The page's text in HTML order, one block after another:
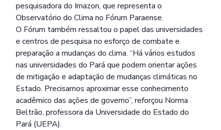
pesquisadora do Imazon, que representa o
Observatório do Clima no Fórum Paraense.
O Fórum também ressaltou o papel das universidades
e centros de pesquisa no esforço de combate e
preparação a mudanças do clima. “Há vários estudos
nas universidades do Pará que podem orientar ações
de mitigação e adaptação de mudanças climáticas no
Estado. Precisamos aproximar esse conhecimento
acadêmico das ações de governo”, reforçou Norma
Beltrão, professora da Universidade do Estado do
Pará (UEPA).